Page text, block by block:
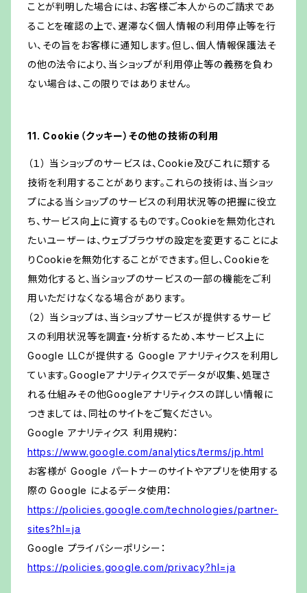
ことが判明した場合には、お客様ご本人からのご請求であ
ることを確認の上で、遅滞なく個人情報の利用停止等を行
い、その旨をお客様に通知します。但し、個人情報保護法そ
の他の法令により、当ショップが利用停止等の義務を負わ
ない場合は、この限りではありません。
11. Cookie（クッキー）その他の技術の利用
（１） 当ショップのサービスは、Cookie及びこれに類する
技術を利用することがあります。これらの技術は、当ショッ
プによる当ショップのサービスの利用状況等の把握に役立
ち、サービス向上に資するものです。Cookieを無効化され
たいユーザーは、ウェブブラウザの設定を変更することによ
りCookieを無効化することができます。但し、Cookieを
無効化すると、当ショップのサービスの一部の機能をご利
用いただけなくなる場合があります。
（２） 当ショップは、当ショップサービスが提供するサービ
スの利用状況等を調査・分析するため、本サービス上に
Google LLCが提供する Google アナリティクスを利用し
ています。Googleアナリティクスでデータが収集、処理さ
れる仕組みその他Googleアナリティクスの詳しい情報に
つきましては、同社のサイトをご覧ください。
Google アナリティクス 利用規約：
https://www.google.com/analytics/terms/jp.html
お客様が Google パートナーのサイトやアプリを使用する
際の Google によるデータ使用：
https://policies.google.com/technologies/partner-
sites?hl=ja
Google プライバシーポリシー：
https://policies.google.com/privacy?hl=ja